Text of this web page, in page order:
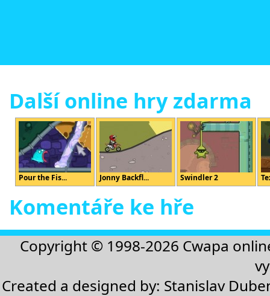
Další online hry zdarma
Pour the Fis... Jonny Backfl... Swindler 2
Komentáře ke hře
Copyright © 1998-2026 Cwapa
Created a designed by: Stanislav